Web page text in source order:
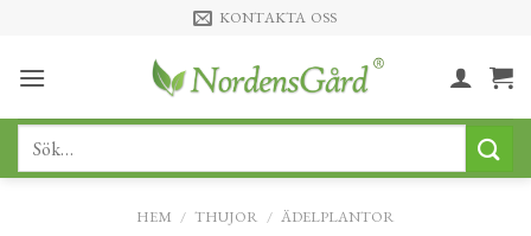
content
KONTAKTA OSS
Sök
HEM / THUJOR / ÄDELPLANTOR